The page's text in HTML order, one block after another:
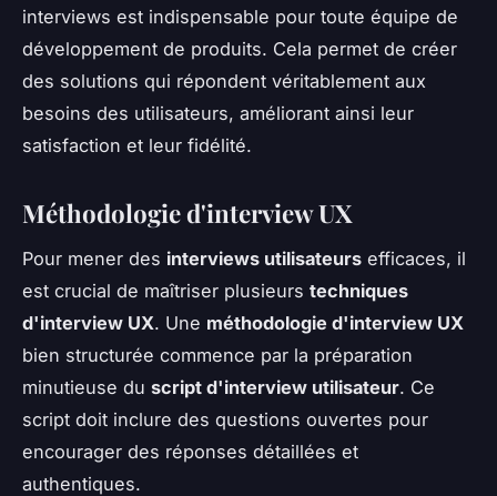
interviews est indispensable pour toute équipe de
développement de produits. Cela permet de créer
des solutions qui répondent véritablement aux
besoins des utilisateurs, améliorant ainsi leur
satisfaction et leur fidélité.
Méthodologie d'interview UX
Pour mener des interviews utilisateurs efficaces, il
est crucial de maîtriser plusieurs techniques
d'interview UX. Une méthodologie d'interview UX
bien structurée commence par la préparation
minutieuse du script d'interview utilisateur. Ce
script doit inclure des questions ouvertes pour
encourager des réponses détaillées et
authentiques.